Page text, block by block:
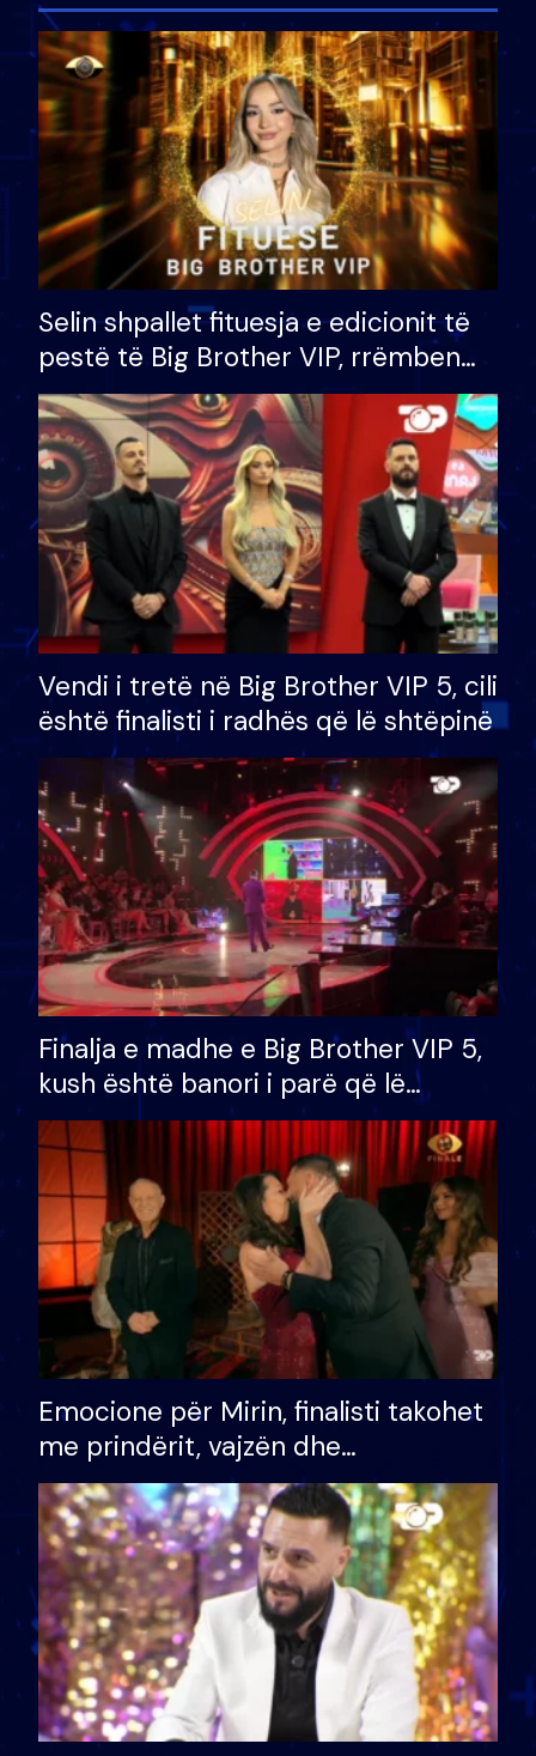
Selin shpallet fituesja e edicionit të
pestë të Big Brother VIP, rrëmben
çmimin e madh prej 100 mijë eurosh
Vendi i tretë në Big Brother VIP 5, cili
është finalisti i radhës që lë shtëpinë
Finalja e madhe e Big Brother VIP 5,
kush është banori i parë që lë
shtëpinë dhe humb mundësinë për
të fituar çmimin e madh
Emocione për Mirin, finalisti takohet
me prindërit, vajzën dhe
bashkëshorten: S’kemi ndonjë letër
divorci apo jo?